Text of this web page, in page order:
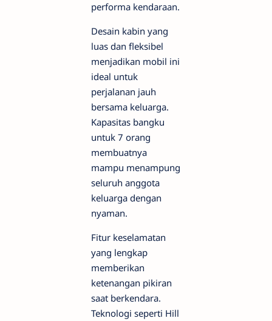
performa kendaraan.
Desain kabin yang
luas dan fleksibel
menjadikan mobil ini
ideal untuk
perjalanan jauh
bersama keluarga.
Kapasitas bangku
untuk 7 orang
membuatnya
mampu menampung
seluruh anggota
keluarga dengan
nyaman.
Fitur keselamatan
yang lengkap
memberikan
ketenangan pikiran
saat berkendara.
Teknologi seperti Hill